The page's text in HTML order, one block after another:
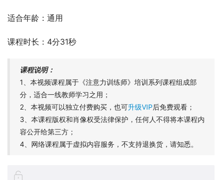
适合年龄：通用
课程时长：4分31秒
课程说明：
1、本视频课程属于《注意力训练师》培训系列课程组成部
分，适合一线教师学习之用；
2、本视频可以独立付费购买，也可升级VIP后免费观看；
3、本课程版权和肖像权受法律保护，任何人不得将本课程内
容公开给第三方；
4、网络课程属于虚拟内容服务，不支持退换货，请知悉。